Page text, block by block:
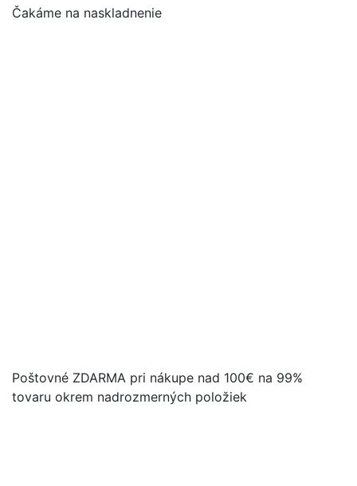
Čakáme na naskladnenie
Poštovné ZDARMA pri nákupe nad 100€ na 99%
tovaru okrem nadrozmerných položiek